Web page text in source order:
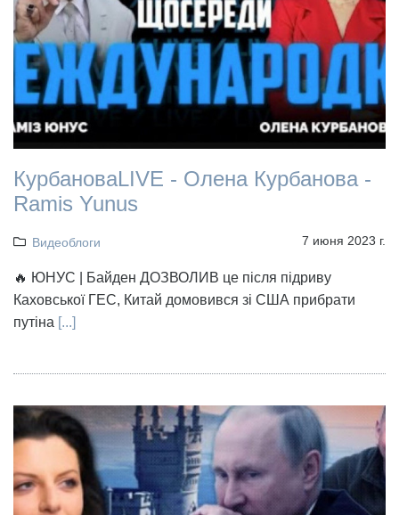
КурбановаLIVE - Олена Курбанова -
Ramis Yunus
Видеоблоги 7 июня 2023 г.
🔥 ЮНУС | Байден ДОЗВОЛИВ це після підриву
Каховської ГЕС, Китай домовився зі США прибрати
путіна [...]